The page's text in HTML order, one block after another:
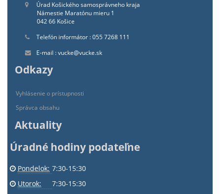
Úrad Košického samosprávneho kraja
Námestie Maratónu mieru 1
042 66 Košice
Telefón informátor : 055 7268 111
E-mail : vucke@vucke.sk
Odkazy
Vyhlásenie o prístupnosti
Správca obsahu
Aktuality
Úradné hodiny podateľne
Pondelok: 7:30-15:30
Utorok:
7:30-15:30